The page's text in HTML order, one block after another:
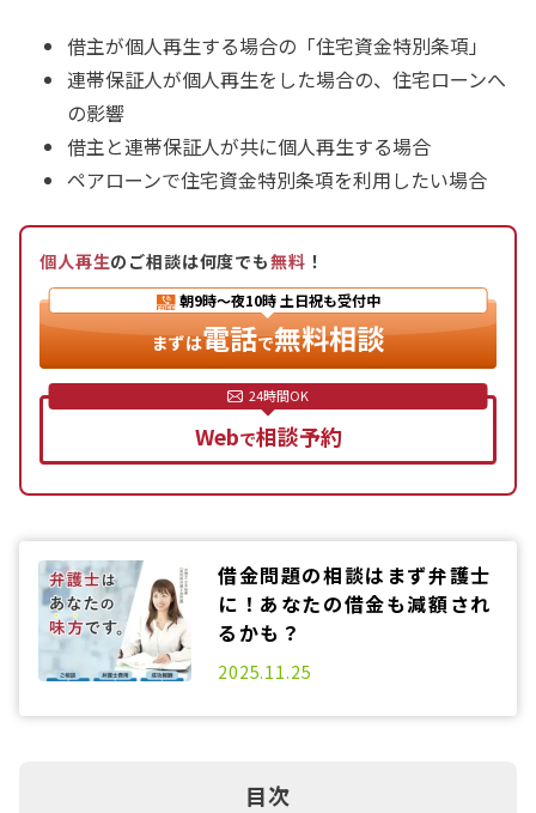
借主が個人再生する場合の「住宅資金特別条項」
連帯保証人が個人再生をした場合の、住宅ローンへ
の影響
借主と連帯保証人が共に個人再生する場合
ペアローンで住宅資金特別条項を利用したい場合
個人再生のご相談は何度でも無料 ！
朝9時〜夜10時 土日祝も受付中
まずは電話で無料相談
Webで相談予約
借金問題の相談はまず弁護士
に！あなたの借金も減額され
るかも？
2025.06.13
2025.11.25
目次